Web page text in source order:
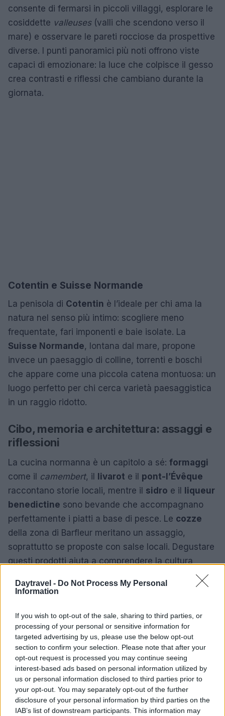
Daytravel - Do Not Process My Personal
Information
If you wish to opt-out of the sale, sharing to third parties, or
processing of your personal or sensitive information for
targeted advertising by us, please use the below opt-out
section to confirm your selection. Please note that after your
opt-out request is processed you may continue seeing
interest-based ads based on personal information utilized by
us or personal information disclosed to third parties prior to
your opt-out. You may separately opt-out of the further
disclosure of your personal information by third parties on the
IAB’s list of downstream participants. This information may
consente di fermarsi in piccoli villaggi, esplorare le
cosiddette valleuses(valli che scendono verso il
mare) e osservare le pareti rocciose da prospettive
diverse. I punti panoramici più noti offrono viste
capaci di emozionare: la luce che colpisce il gesso
crea contrasti e riflessi che cambiano durante la
giornata.
Cotentin e Suisse Normande
La penisola di Cotentin è l’ideale per chi ama la
natura nel senso più intimo: scogliere meno
frequentate, fari imponenti e baie isolate. La
Suisse Normande, lontana dal mare, propone
invece un paesaggio di colline, torrenti e boschi
che appare come una piccola catena montuosa: un
luogo perfetto per chi cerca varietà paesaggistica
in un raggio ridotto.
Cibo, memoria e architettura: assaggi e
riflessioni
La cucina normanna è un capitolo a sé: formaggi
come il camembert, il livarot e il pont-l’Évêque
raccontano storie locali, mentre il sidro e il liqueur
benedictine sono bevande che accompagnano
perfettamente i piatti a base di pesce. Le cozze
della zona di Barfleur meritano un assaggio,
soprattutto se proposte con salse locali. Degustare
questi prodotti aiuta a comprendere la cultura
architetture notevoli
LaNormandiaconserva luoghi di memoria
essenziali: il cimitero americano di Colleville-sur-
Mer, le spiagge degli sbarchi comeOmahae
e batterie costiere che raccontano strategie
militari. Al contempo, l’architettura moderna e
quella storica convivono: dal ponte iconico di
Normandiaal tessuto rinato di Le Havre, fino ai